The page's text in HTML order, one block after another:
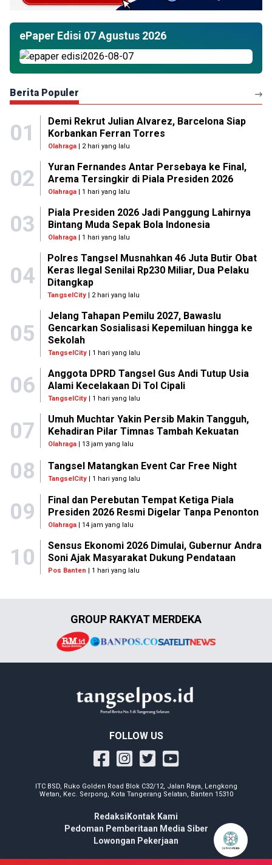
ePaper Edisi 07 Agustus 2026
Berita Populer
01
Demi Rekrut Julian Alvarez, Barcelona Siap
Korbankan Ferran Torres
Olahraga| 2 hari yang lalu
02
Yuran Fernandes Antar Persebaya ke Final,
Arema Tersingkir di Piala Presiden 2026
Olahraga| 1 hari yang lalu
03
Piala Presiden 2026 Jadi Panggung Lahirnya
Bintang Muda Sepak Bola Indonesia
Olahraga| 1 hari yang lalu
04
Polres Tangsel Musnahkan 46 Juta Butir Obat
Keras Ilegal Senilai Rp230 Miliar, Dua Pelaku
Ditangkap
TangselCity | 2 hari yang lalu
05
Jelang Tahapan Pemilu 2027, Bawaslu
Gencarkan Sosialisasi Kepemiluan hingga ke
Sekolah
TangselCity| 1 hari yang lalu
06
Anggota DPRD Tangsel Gus Andi Tutup Usia
Alami Kecelakaan Di Tol Cipali
TangselCity| 1 hari yang lalu
07
Umuh Muchtar Yakin Persib Makin Tangguh,
Kehadiran Pilar Timnas Tambah Kekuatan
Olahraga| 13 jam yang lalu
08 Tangsel Matangkan Event Car Free Night
TangselCity | 1 hari yang lalu
09
Final dan Perebutan Tempat Ketiga Piala
Presiden 2026 Resmi Digelar Tanpa Penonton
Olahraga| 14 jam yang lalu
10
Sensus Ekonomi 2026 Dimulai, Gubernur Andra
Soni Ajak Masyarakat Dukung Pendataan
Pos Banten | 1 hari yang lalu
GROUP RAKYAT MERDEKA
FOLLOW US
ITC BSD, Ruko Golden Road Blok C32/12, Jalan Raya, Lengkong
Wetan, Kec. Serpong, Kota Tangerang Selatan, Banten 15310
Redaksi Kontak Kami
Pedoman Pemberitaan Media Siber
Lowongan Pekerjaan